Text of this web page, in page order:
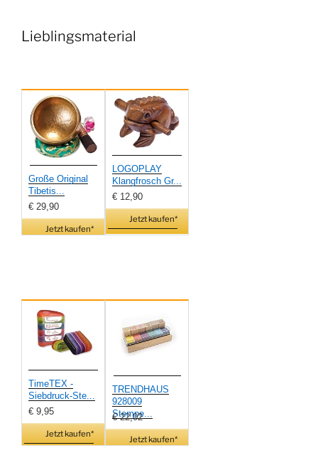
Lieblingsmaterial
Große Original
Tibetis...
€ 29,90
Jetzt kaufen*
LOGOPLAY
Klangfrosch Gr...
€ 12,90
Jetzt kaufen*
TimeTEX -
Siebdruck-Ste...
€ 9,95
Jetzt kaufen*
TRENDHAUS
928009
Stempe...
€ 22,02
Jetzt kaufen*